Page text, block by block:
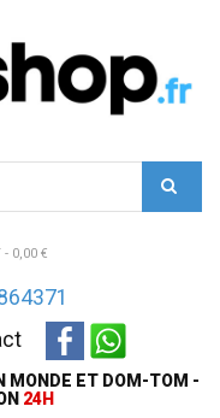
- 0,00 €
MONDE ET DOM-TOM -
24H